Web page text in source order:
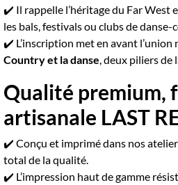
✔️ Il rappelle l’héritage du Far West
les bals, festivals ou clubs de danse-
✔️ L’inscription met en avant
Country et la danse, deux piliers de
Qualité premium,
artisanale LAST
✔️ Conçu et imprimé dans nos
total de la qualité.
✔️ L’impression haut de gamme